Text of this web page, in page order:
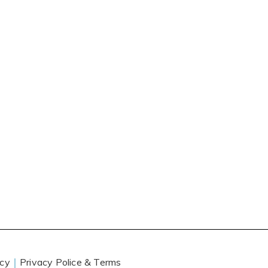
｜ Privacy Police & Terms